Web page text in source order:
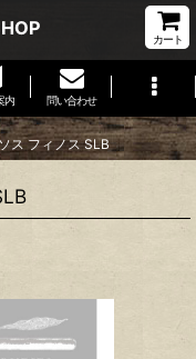
カート
内 問い合わせ
ス フィノス SLB